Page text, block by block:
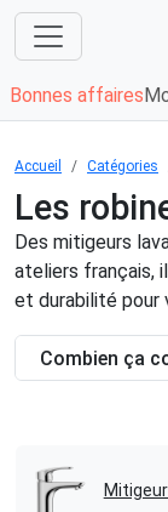
Bonnes affaires
Accueil Catégories
Les
Des mitigeurs
ateliers français,
et durabilité pour
Combien ça